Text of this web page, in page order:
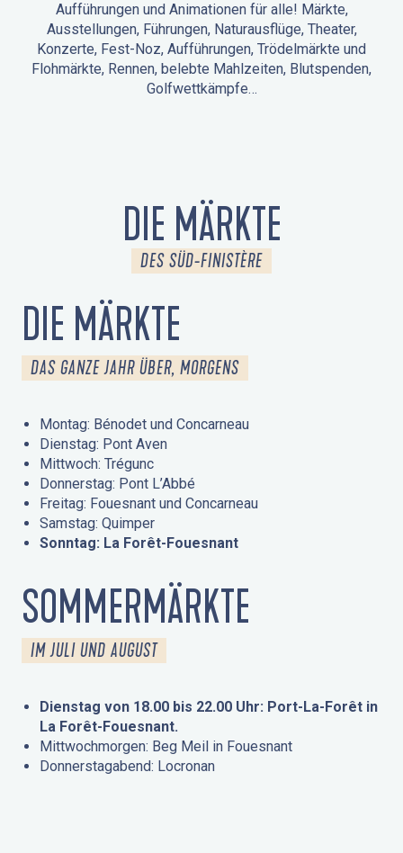
Aufführungen und Animationen für alle! Märkte,
Ausstellungen, Führungen, Naturausflüge, Theater,
Konzerte, Fest-Noz, Aufführungen, Trödelmärkte und
Flohmärkte, Rennen, belebte Mahlzeiten, Blutspenden,
Golfwettkämpfe…
DIE MÄRKTE
DES SÜD-FINISTÈRE
DIE MÄRKTE
DAS GANZE JAHR ÜBER, MORGENS
Montag: Bénodet und Concarneau
Dienstag: Pont Aven
Mittwoch: Trégunc
Donnerstag: Pont L’Abbé
Freitag: Fouesnant und Concarneau
Samstag: Quimper
Sonntag: La Forêt-Fouesnant
SOMMERMÄRKTE
IM JULI UND AUGUST
Dienstag von 18.00 bis 22.00 Uhr: Port-La-Forêt in
La Forêt-Fouesnant.
Mittwochmorgen: Beg Meil in Fouesnant
Donnerstagabend: Locronan